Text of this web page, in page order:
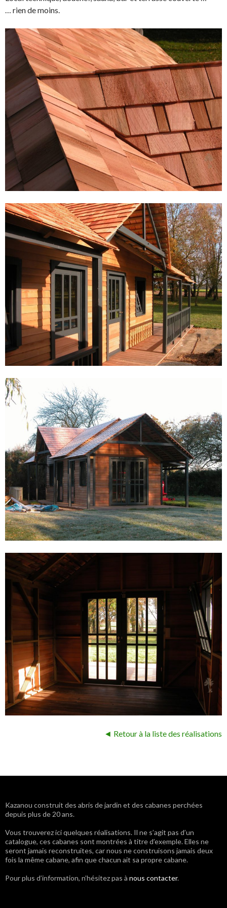
… rien de moins.
◄ Retour à la liste des réalisations
Navigation
des
articles
Kazanou construit des abris de jardin et des cabanes perchées
depuis plus de 20 ans.
Vous trouverez ici quelques réalisations. Il ne s’agit pas d’un
catalogue, ces cabanes sont montrées à titre d’exemple. Elles ne
seront jamais reconstruites, car nous ne construisons jamais deux
fois la même cabane, afin que chacun ait sa propre cabane.
Pour plus d’information, n’hésitez pas à nous contacter.